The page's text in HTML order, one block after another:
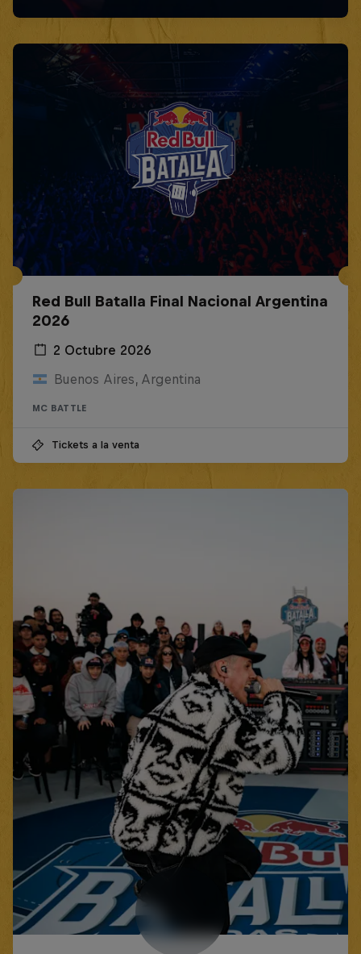
Red Bull Batalla Final Nacional Argentina
2026
2 Octubre 2026
Buenos Aires, Argentina
MC BATTLE
Tickets a la venta